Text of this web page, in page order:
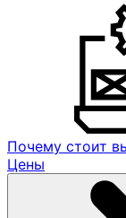
Почему стоит
Цены